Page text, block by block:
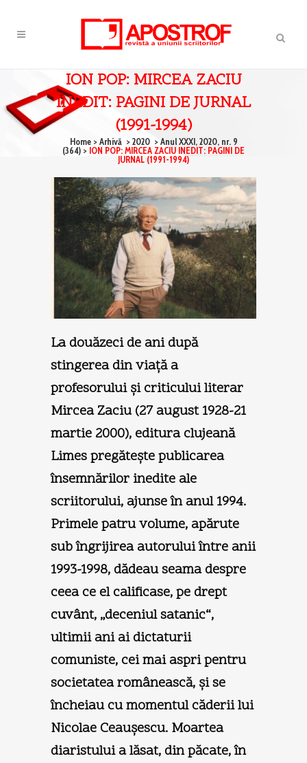
ION POP: MIRCEA ZACIU
INEDIT: PAGINI DE JURNAL
(1991-1994)
Home> Arhivă > 2020 > Anul XXXI, 2020, nr. 9
(364) > ION POP: MIRCEA ZACIU INEDIT: PAGINI DE
JURNAL (1991-1994)
La douăzeci de ani după
stingerea din viaţă a
profesorului şi criticului literar
Mircea Zaciu (27 august 1928-21
martie 2000), editura clujeană
Limes pregăteşte publicarea
însemnărilor inedite ale
scriitorului, ajunse în anul 1994.
Primele patru volume, apărute
sub îngrijirea autorului între anii
1993-1998, dădeau seama despre
ceea ce el calificase, pe drept
cuvânt, „deceniul satanic“,
ultimii ani ai dictaturii
comuniste, cei mai aspri pentru
societatea românească, şi se
încheiau cu momentul căderii lui
Nicolae Ceauşescu. Moartea
diaristului a lăsat, din păcate, în